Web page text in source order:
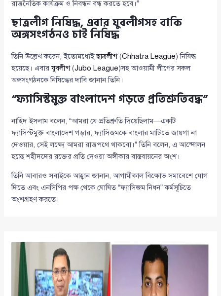
রাজনৈতিক কার্যক্রম ও নিবন্ধন বন্ধ করতে হবে।”
ছাত্রলীগ নিষিদ্ধ, এবার যুবলীগসহ বাকি
অঙ্গসংগঠনও চাই নিষিদ্ধ
তিনি উল্লেখ করেন, ইতোমধ্যেইছাত্রলীগ(Chhatra League) নিষিদ্ধ
হয়েছে। এবারযুবলীগ(Jubo League)সহ আওয়ামী লীগের সকল
অঙ্গসংগঠনকে নিষিদ্ধের দাবি জানান তিনি।
“ফ্যাসিস্টমুক্ত বাংলাদেশ গড়তে প্রতিশ্রুতিবদ্ধ”
নাহিদ ইসলাম বলেন, “আমরা যে প্রতিশ্রুতি দিয়েছিলাম—একটি
ফ্যাসিস্টমুক্ত বাংলাদেশ গড়ার, ফ্যাসিজমকে বাংলার মাটিতে জায়গা না
দেওয়ার, সেই লক্ষ্যে আমরা রাজপথে থাকবো।” তিনি বলেন, এ আন্দোলন
হচ্ছে শহীদদের রক্তের প্রতি দেওয়া অঙ্গীকার বাস্তবায়নের অংশ।
তিনি আবারও সবাইকে আহ্বান জানান, আগামীকাল বিক্ষোভ সমাবেশে যোগ
দিতে এবং এনসিপির পক্ষ থেকে ঘোষিত “ফ্যাসিজম নিধন” কর্মসূচিতে
অংশগ্রহণ করতে।